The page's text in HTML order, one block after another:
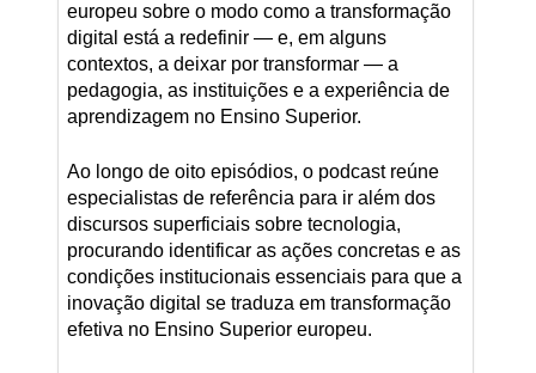
europeu sobre o modo como a transformação
digital está a redefinir — e, em alguns
contextos, a deixar por transformar — a
pedagogia, as instituições e a experiência de
aprendizagem no Ensino Superior.
Ao longo de oito episódios, o podcast reúne
especialistas de referência para ir além dos
discursos superficiais sobre tecnologia,
procurando identificar as ações concretas e as
condições institucionais essenciais para que a
inovação digital se traduza em transformação
efetiva no Ensino Superior europeu.